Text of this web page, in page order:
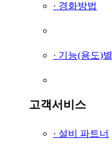
· 경화방법
· 기능(용도)별
고객서비스
· 설비 파트너